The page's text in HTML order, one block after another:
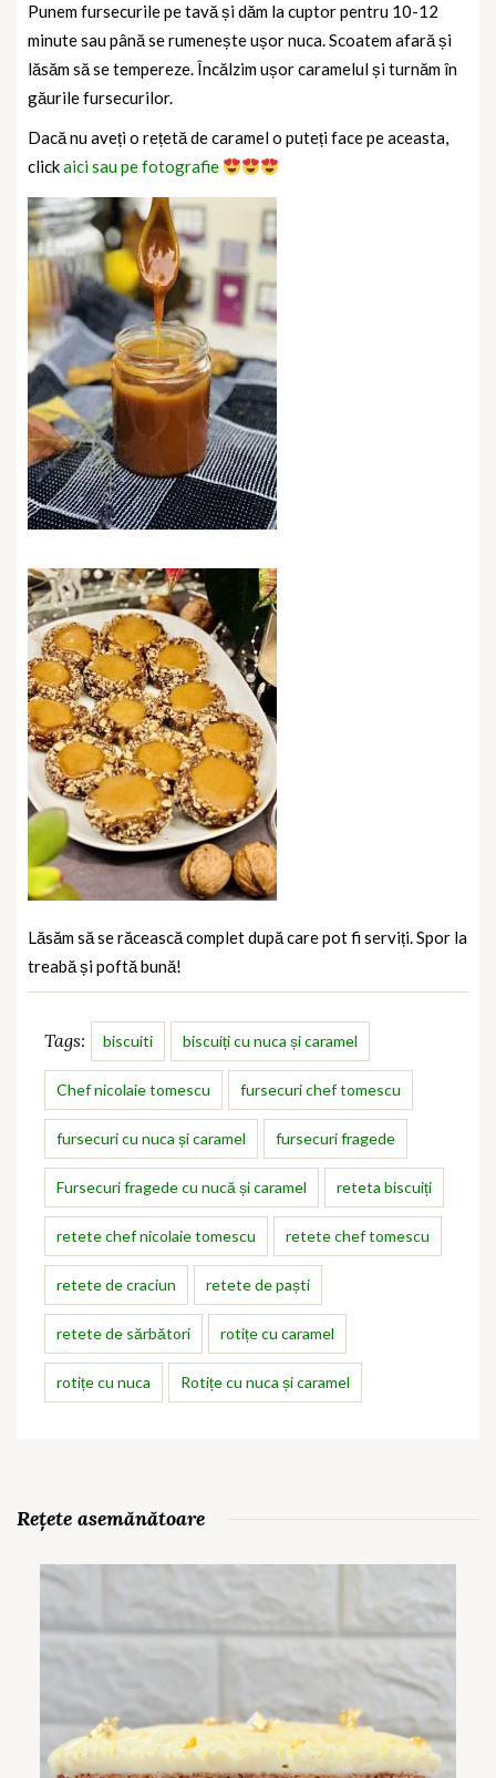
Punem fursecurile pe tavă și dăm la cuptor pentru 10-12
minute sau până se rumenește ușor nuca.Scoatem afară și
lăsăm să se tempereze. Încălzim ușor caramelul și turnăm în
găurile fursecurilor.
Dacă nu aveți o rețetă de caramel o puteți face pe aceasta,
clickaici sau pe fotografie
Lăsăm să se răcească complet după care pot fi serviți. Spor la
treabă și poftă bună!
Tags: biscuiti biscuiți cu nuca și caramel
Chef nicolaie tomescu fursecuri chef tomescu
fursecuri cu nuca și caramel fursecuri fragede
Fursecuri fragede cu nucă și caramel reteta biscuiți
retete chef nicolaie tomescu retete chef tomescu
retete de craciun retete de paști
retete de sărbători rotițe cu caramel
rotițe cu nuca Rotițe cu nuca și caramel
Rețete asemănătoare